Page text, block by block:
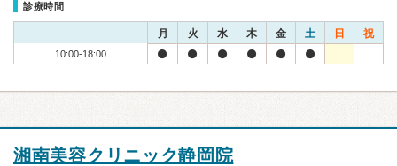
診療時間
月 火 水 木 金 土 日 祝
10:00-18:00
湘南美容クリニック静岡院